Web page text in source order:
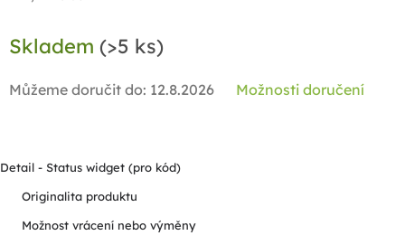
cena:
Skladem (>5 ks)
Můžeme doručit do: 12.8.2026 Možnosti doručení
Detail - Status widget (pro kód)
Originalita produktu
Možnost vrácení nebo výměny